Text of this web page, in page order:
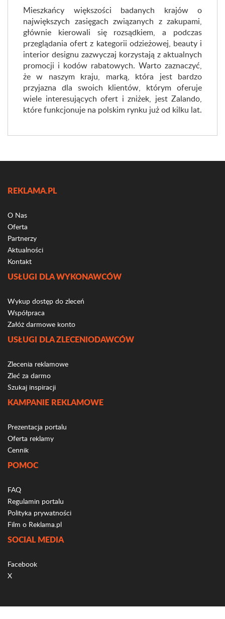
Mieszkańcy większości badanych krajów o
największych zasięgach związanych z zakupami,
głównie kierowali się rozsądkiem, a podczas
przeglądania ofert z kategorii odzieżowej, beauty i
interior designu zazwyczaj korzystają z aktualnych
promocji i kodów rabatowych. Warto zaznaczyć,
że w naszym kraju, marką, która jest bardzo
przyjazna dla swoich klientów, którym oferuje
wiele interesujących ofert i zniżek, jest Zalando,
które funkcjonuje na polskim rynku już od kilku lat.
REKLAMA.PL
O Nas
Oferta
Partnerzy
Aktualności
Kontakt
USŁUGI DLA WYKONAWCÓW
Wykup dostęp do zleceń
Współpraca
Załóż darmowe konto
USŁUGI DLA ZLECENIODAWCÓW
Zlecenia reklamowe
Zleć za darmo
Szukaj inspiracji
KAMPANIE REKLAMOWE
Prezentacja portalu
Oferta reklamy
Cennik
POMOC
FAQ
Regulamin portalu
Polityka prywatności
Film o Reklama.pl
SOCIAL MEDIA
Facebook
X